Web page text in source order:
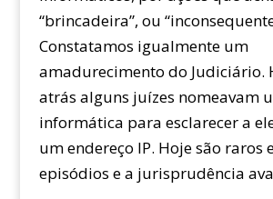
“brincadeira”, ou
Constatamos igualmente um
amadurecimento do Judiciário.
atrás alguns juízes nomeavam
informática para esclarecer a
um endereço IP. Hoje são raros
episódios e a jurisprudência